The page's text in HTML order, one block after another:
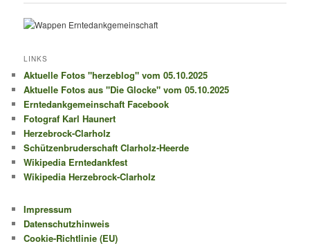
LINKS
Aktuelle Fotos "herzeblog" vom 05.10.2025
Aktuelle Fotos aus "Die Glocke" vom 05.10.2025
Erntedankgemeinschaft Facebook
Fotograf Karl Haunert
Herzebrock-Clarholz
Schützenbruderschaft Clarholz-Heerde
Wikipedia Erntedankfest
Wikipedia Herzebrock-Clarholz
Impressum
Datenschutzhinweis
Cookie-Richtlinie (EU)